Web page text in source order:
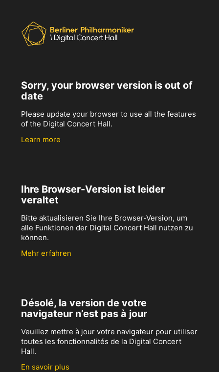
Sorry, your browser version is out of
date
Please update your browser to use all the features
of the Digital Concert Hall.
Learn more
Ihre Browser-Version ist leider
veraltet
Bitte aktualisieren Sie Ihre Browser-Version, um
alle Funktionen der Digital Concert Hall nutzen zu
können.
Mehr erfahren
Désolé, la version de votre
navigateur n’est pas à jour
Veuillez mettre à jour votre navigateur pour utiliser
toutes les fonctionnalités de la Digital Concert
Hall.
En savoir plus